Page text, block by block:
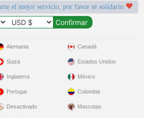
el mejor servicio, por favor sé solidario
Alemania
Suiza
Inglaterra
Portugal
Desactivado
Canadá
Estados Unidos
México
Colombia
Mascotas